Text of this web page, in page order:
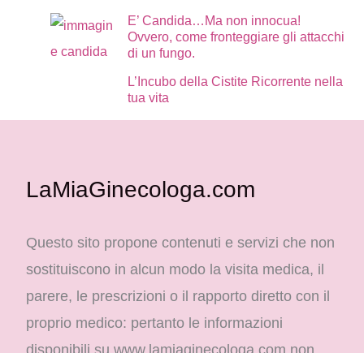
E’ Candida…Ma non innocua!
Ovvero, come fronteggiare gli attacchi
di un fungo.
L’Incubo della Cistite Ricorrente nella
tua vita
LaMiaGinecologa.com
Questo sito propone contenuti e servizi che non
sostituiscono in alcun modo la visita medica, il
parere, le prescrizioni o il rapporto diretto con il
proprio medico: pertanto le informazioni
disponibili su www.lamiaginecologa.com non